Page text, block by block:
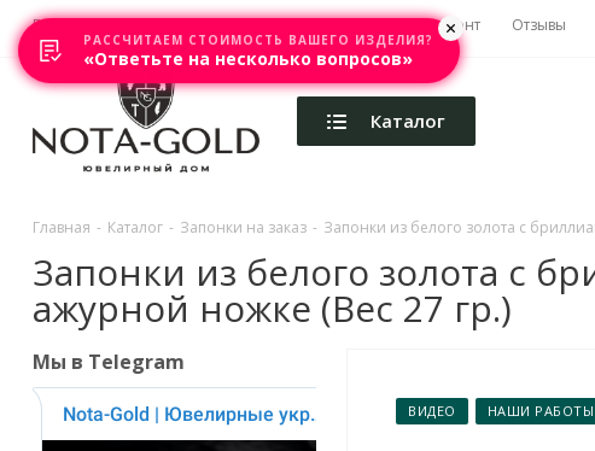
Главная Акции Каталоги Изготовление Ремонт Отзывы
Каталог
Главная - Каталог - Запонки на заказ - Запонки из белого золота с
Запонки из белого золота с
ажурной ножке (Вес 27 гр.)
ВИДЕО НАШИ РАБОТЫ
Мы в Telegram
РАССЧИТАЕМ СТОИМОСТЬ ВАШЕГО ИЗДЕЛИЯ?
«Ответьте на несколько вопросов»